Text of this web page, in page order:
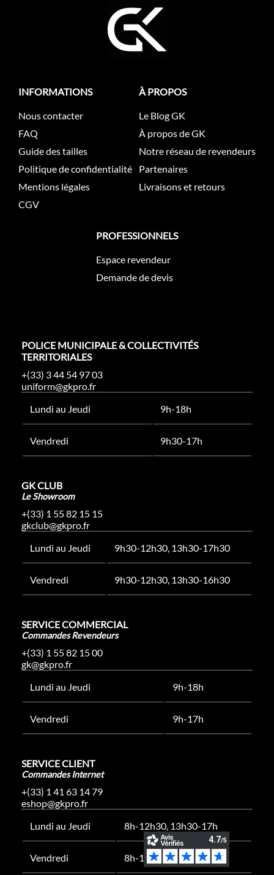
INFORMATIONS
Nous contacter
FAQ
Guide des tailles
Politique de confidentialité
Mentions légales
CGV
À PROPOS
Le Blog GK
À propos de GK
Notre réseau de revendeurs
Partenaires
Livraisons et retours
PROFESSIONNELS
Espace revendeur
Demande de devis
POLICE MUNICIPALE & COLLECTIVITÉS
TERRITORIALES
+(33) 3 44 54 97 03
uniform@gkpro.fr
Lundi au Jeudi
9h-18h
Vendredi 9h30-17h
GK CLUB
Le Showroom
+(33) 1 55 82 15 15
gkclub@gkpro.fr
Lundi au Jeudi
9h30-12h30, 13h30-17h30
Vendredi 9h30-12h30, 13h30-16h30
SERVICE COMMERCIAL
Commandes Revendeurs
+(33) 1 55 82 15 00
gk@gkpro.fr
Lundi au Jeudi
9h-18h
Vendredi 9h-17h
SERVICE CLIENT
Commandes Internet
+(33) 1 41 63 14 79
eshop@gkpro.fr
Lundi au Jeudi
8h-12h30, 13h30-17h
Vendredi 8h-12h30, 13h30-16h